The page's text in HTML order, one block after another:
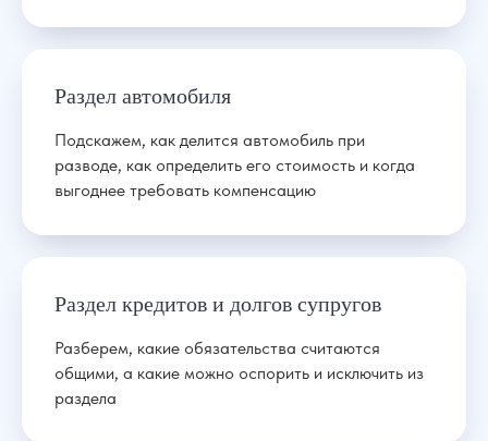
Раздел автомобиля
Подскажем, как делится автомобиль при
разводе, как определить его стоимость и когда
выгоднее требовать компенсацию
Раздел кредитов и долгов супругов
Разберем, какие обязательства считаются
общими, а какие можно оспорить и исключить из
раздела